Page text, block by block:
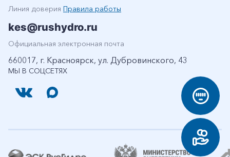
МЫ В СОЦСЕТЯХ
Линия доверия Правила работы
kes@rushydro.ru
Официальная электронная почта
660017, г. Красноярск, ул. Дубровинского, 43